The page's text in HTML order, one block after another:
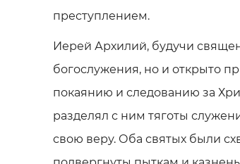
преступлением.
Иерей Архилий, будучи
богослужения, но и открыто
покаянию и следованию за
разделял с ним тяготы
свою веру. Оба святых были